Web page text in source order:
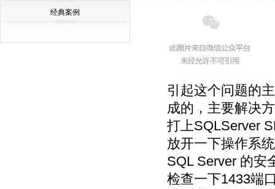
经典案例
引起这个问题的
成的，主要解决
打上SQLServer
放开一下操作系
SQL Server 的安
检查一下1433端